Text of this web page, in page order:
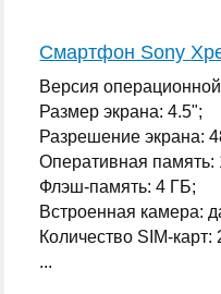
Смартфон Sony
Версия
Размер экрана: 4.5";
Разрешение экрана:
Оперативная память:
Флэш-память: 4 ГБ;
Встроенная камера:
Количество SIM-карт:
...